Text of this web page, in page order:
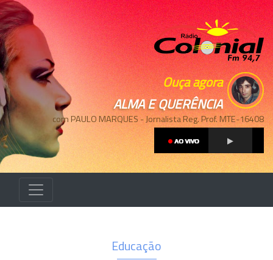
Ouça agora
ALMA E QUERÊNCIA
com PAULO MARQUES - Jornalista Reg. Prof. MTE-16408
Educação